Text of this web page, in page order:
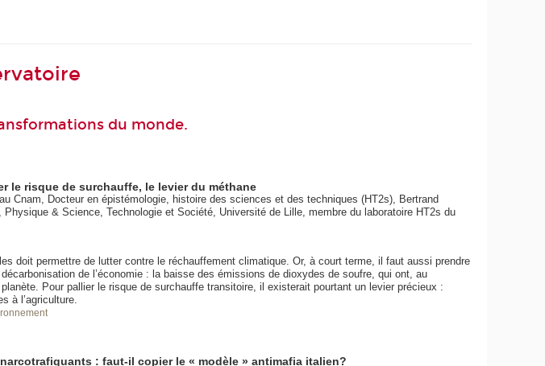
du monde.
le risque de surchauffe, le levier du méthane
Cnam, Docteur en épistémologie, histoire des sciences et des techniques (HT2s), Bertrand
& Science, Technologie et Société, Université de Lille, membre du laboratoire HT2s du
doit permettre de lutter contre le réchauffement climatique. Or, à court terme, il faut aussi prendre
de l’économie : la baisse des émissions de dioxydes de soufre, qui ont, au
Pour pallier le risque de surchauffe transitoire, il existerait pourtant un levier précieux :
à l’agriculture.
: faut-il copier le « modèle » antimafia italien?